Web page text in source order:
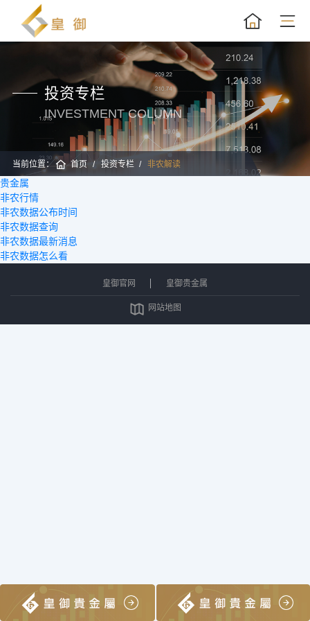
投资专栏
INVESTMENT COLUMN
当前位置： 首页 投资专栏 非农解读
贵金属
非农行情
非农数据公布时间
非农数据查询
非农数据最新消息
非农数据怎么看
皇御官网 皇御贵金属
网站地图